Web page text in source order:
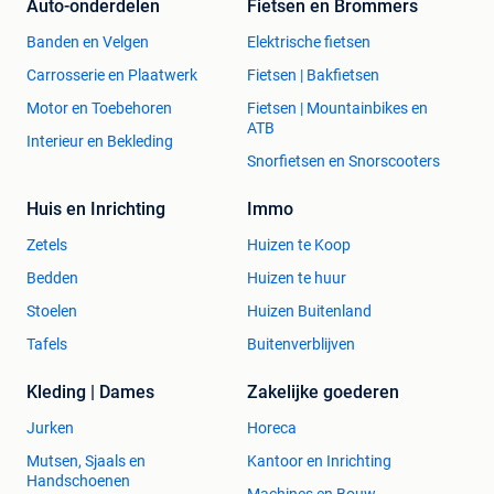
stroom in het gesloten circuit, registreer de
batterijvervanging, enz.
ABS ontluchting: Wanneer er lucht in het ABS zit,
moet de ABS-ontluchtingsfunctie worden uitgevoerd
om het remsysteem te ontluchten en de gevoeligheid
van het ABS te herstellen.
Gasklephuis inleren (ETC Electronic Throttle
"aangeleerde" waarden die zijn opgeslagen in de ECU
worden teruggezet naar de standaardstatus.
Bandenspanningsreset moet worden
uitgevoerd nadat bijvoorbeeld de banden zijn
vervangen.
AC airconditioning:Deze kalibratie kan
nodig zijn na onderhoudsprocedures, reparaties of
het vervangen van AC-componenten om de juiste
werking van het systeem te waarborgen
Zonnedak reset (sunroof reset):
resetten" bij een auto kan nodig zijn als er problemen
zijn met de elektronica of bediening ervan. Van
Auto-onderdelen
Banden en Velgen
Carrosserie en Plaatwerk
Motor en Toebehoren
Interieur en Bekleding
Fietsen en Brommers
Elektrische fietsen
Fietsen | Bakfietsen
Fietsen | Mountainbikes en
ATB
Snorfietsen en Snorscooters
Huis en Inrichting
Zetels
Bedden
Stoelen
Tafels
Immo
Huizen te Koop
Huizen te huur
Huizen Buitenland
Buitenverblijven
Kleding | Dames
Jurken
Mutsen, Sjaals en
Handschoenen
Zakelijke goederen
Horeca
Kantoor en Inrichting